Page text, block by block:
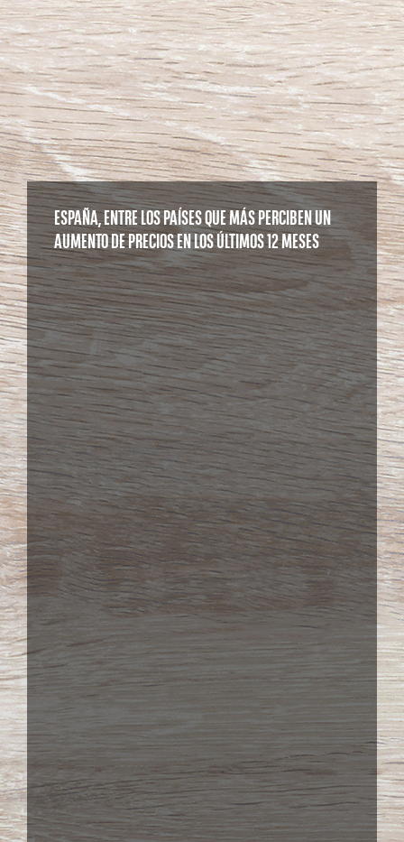
ESPAÑA, ENTRE LOS PAÍSES QUE MÁS PERCIBEN UN
AUMENTO DE PRECIOS EN LOS ÚLTIMOS 12 MESES